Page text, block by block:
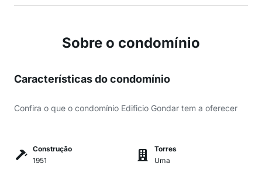
Sobre o condomínio
Características do condomínio
Confira o que o condomínio Edificio Gondar tem a oferecer
Construção
1951
Torres
Uma